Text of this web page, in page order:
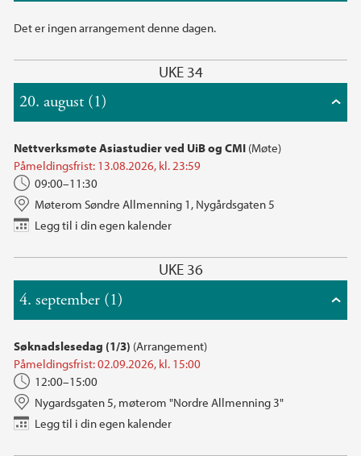
Det er ingen arrangement denne dagen.
UKE 34
20. august (1)
Nettverksmøte Asiastudier ved UiB og CMI (Møte)
Påmeldingsfrist: 13.08.2026, kl. 23:59
09:00–11:30
Møterom Søndre Allmenning 1, Nygårdsgaten 5
Legg til i din egen kalender
UKE 36
4. september (1)
Søknadslesedag (1/3) (Arrangement)
Påmeldingsfrist: 02.09.2026, kl. 15:00
12:00–15:00
Nygardsgaten 5, møterom "Nordre Allmenning 3"
Legg til i din egen kalender